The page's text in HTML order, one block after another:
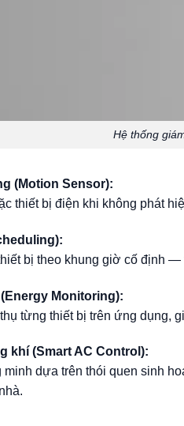
Hệ thống
(Motion Sensor):
thiết bị điện khi không phát
bị theo khung giờ cố định
Monitoring):
từng thiết bị trên ứng dụng,
khí (Smart AC Control):
dựa trên thói quen sinh